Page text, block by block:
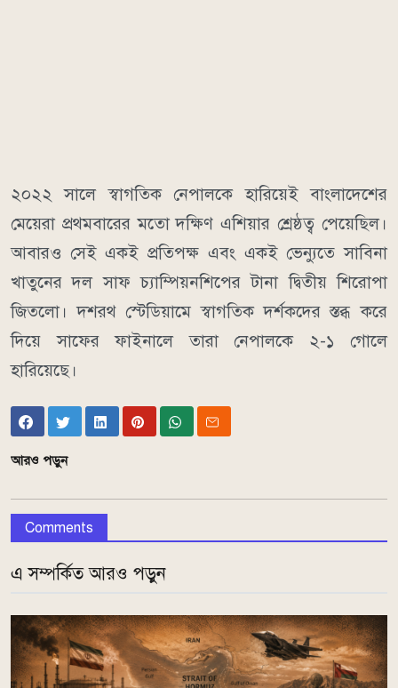
২০২২ সালে স্বাগতিক নেপালকে হারিয়েই বাংলাদেশের
মেয়েরা প্রথমবারের মতো দক্ষিণ এশিয়ার শ্রেষ্ঠত্ব পেয়েছিল।
আবারও সেই একই প্রতিপক্ষ এবং একই ভেন্যুতে সাবিনা
খাতুনের দল সাফ চ্যাম্পিয়নশিপের টানা দ্বিতীয় শিরোপা
জিতলো। দশরথ স্টেডিয়ামে স্বাগতিক দর্শকদের স্তব্ধ করে
দিয়ে সাফের ফাইনালে তারা নেপালকে ২-১ গোলে
হারিয়েছে।
আরও পড়ুন
Comments
এ সম্পর্কিত আরও পড়ুন